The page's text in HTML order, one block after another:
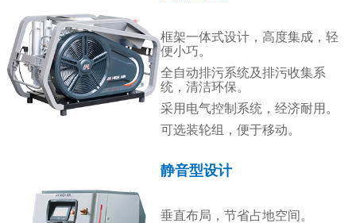
框架一体式设计，高度集成，轻
便小巧。
全自动排污系统及排污收集系
统，清洁环保。
采用电气控制系统，经济耐用。
可选装轮组，便于移动。
静音型设计
垂直布局，节省占地空间。